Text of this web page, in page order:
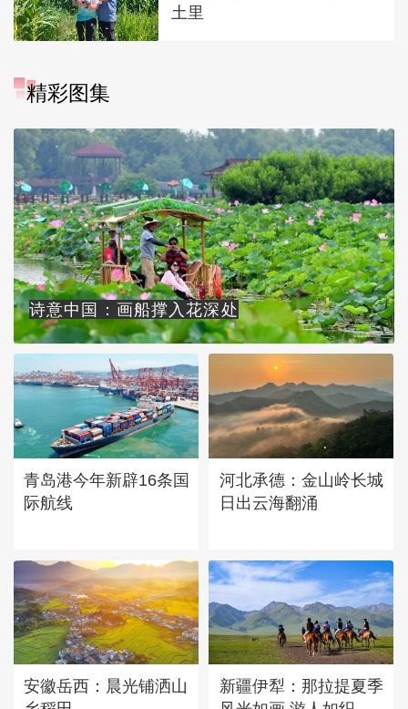
土里
精彩图集
诗意中国：画船撑入花深处
青岛港今年新辟16条国
际航线
河北承德：金山岭长城
日出云海翻涌
安徽岳西：晨光铺洒山
新疆伊犁：那拉提夏季